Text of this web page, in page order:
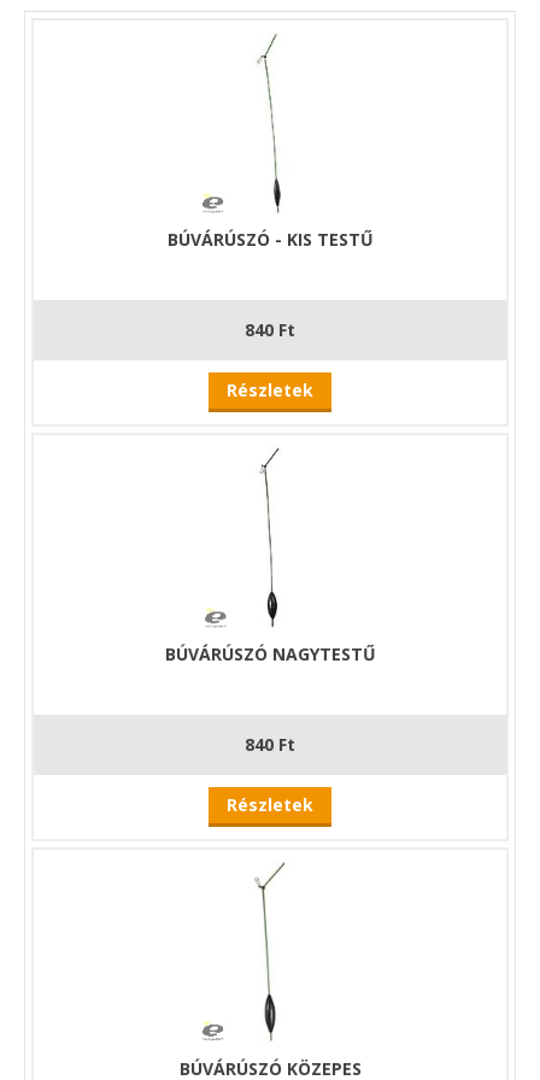
BÚVÁRÚSZÓ - KIS TESTŰ
840 Ft
Részletek
BÚVÁRÚSZÓ NAGYTESTŰ
840 Ft
Részletek
BÚVÁRÚSZÓ KÖZEPES